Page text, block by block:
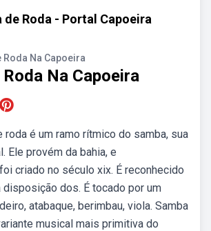
de Roda - Portal Capoeira
Roda Na Capoeira
Roda Na Capoeira
roda é um ramo rítmico do samba, sua
Ele provém da bahia, e
criado no século xix. É reconhecido
dos. É tocado por um
atabaque, berimbau, viola. Samba
musical mais primitiva do